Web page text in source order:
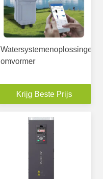
Watersystemenoplossingen-
omvormer
Krijg Beste Prijs